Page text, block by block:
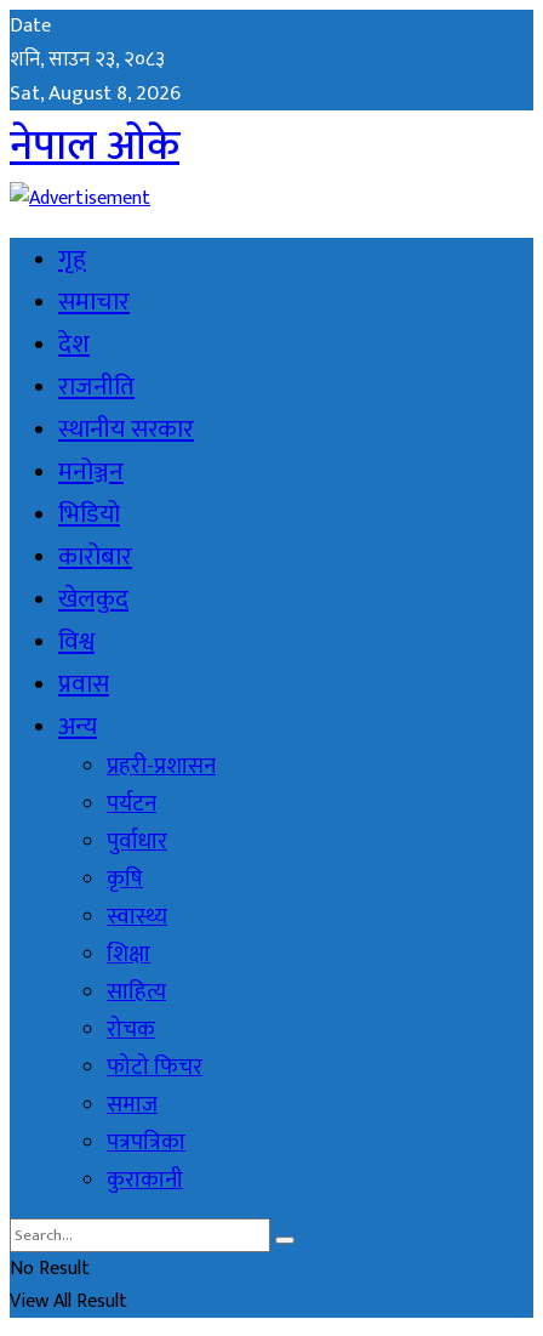
Date
शनि, साउन २३, २०८३
Sat, August 8, 2026
नेपाल ओके
गृह
समाचार
देश
राजनीति
स्थानीय सरकार
मनोञ्जन
भिडियो
कारोबार
खेलकुद
विश्व
प्रवास
अन्य
प्रहरी-प्रशासन
पर्यटन
पुर्वाधार
कृषि
स्वास्थ्य
शिक्षा
साहित्य
रोचक
फोटो फिचर
समाज
पत्रपत्रिका
कुराकानी
No Result
View All Result